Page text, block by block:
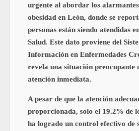
urgente al abordar los
obesidad en León, donde se
personas están siendo atendidas
Salud. Este dato proviene del
Información en Enfermedades
revela una situación preocupante
atención inmediata.
A pesar de que la atención
proporcionada, solo el 19.2% de
ha logrado un control efectivo de